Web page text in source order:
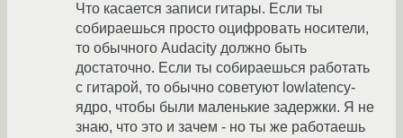
Что касается записи гитары. Если ты
собираешься просто оцифровать носители,
то обычного Audacity должно быть
достаточно. Если ты собираешься работать
с гитарой, то обычно советуют lowlatency-
ядро, чтобы были маленькие задержки. Я не
знаю, что это и зачем - но ты же работаешь